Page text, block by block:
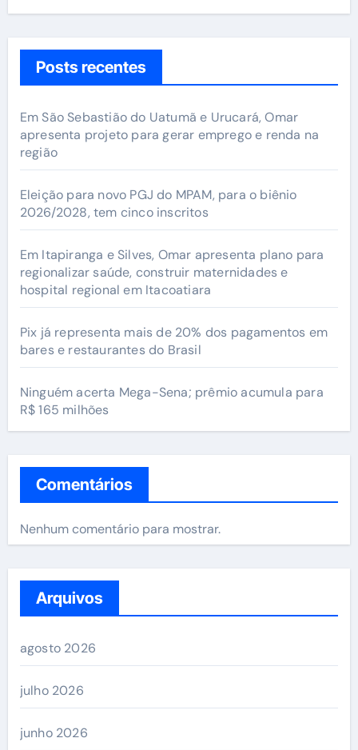
Posts recentes
Em São Sebastião do Uatumã e Urucará, Omar
apresenta projeto para gerar emprego e renda na
região
Eleição para novo PGJ do MPAM, para o biênio
2026/2028, tem cinco inscritos
Em Itapiranga e Silves, Omar apresenta plano para
regionalizar saúde, construir maternidades e
hospital regional em Itacoatiara
Pix já representa mais de 20% dos pagamentos em
bares e restaurantes do Brasil
Ninguém acerta Mega-Sena; prêmio acumula para
R$ 165 milhões
Comentários
Nenhum comentário para mostrar.
Arquivos
agosto 2026
julho 2026
junho 2026